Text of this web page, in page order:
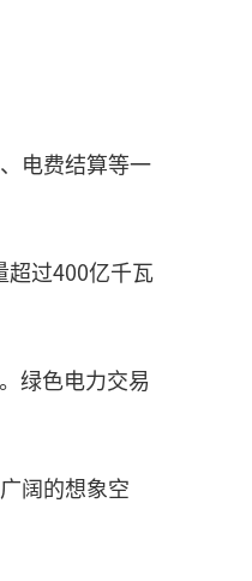
电费结算等一
超过400亿千瓦
绿色电力交易
阔的想象空